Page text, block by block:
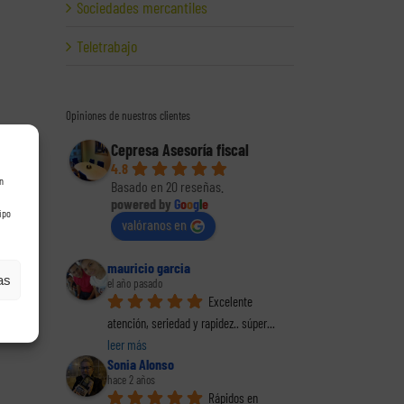
Sociedades mercantiles
Teletrabajo
Opiniones de nuestros clientes
Cepresa Asesoría fiscal
4.8
Basado en 20 reseñas.
powered by Google
valóranos en
mauricio garcia
el año pasado
Excelente
atención, seriedad y rapidez.. súper
leer más
Sonia Alonso
hace 2 años
Rápidos en